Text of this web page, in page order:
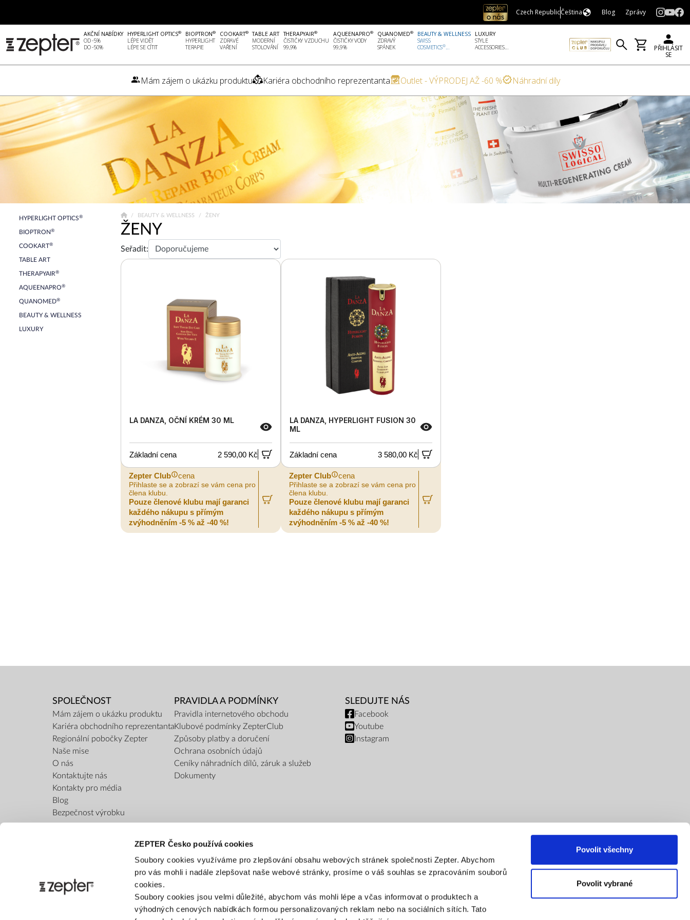
ZEPTER Česko používá cookies
Soubory cookies využíváme pro zlepšování obsahu webových stránek společnosti Zepter. Abychom
pro vás mohli i nadále zlepšovat naše webové stránky, prosíme o váš souhlas se zpracováním souborů
cookies.
Soubory cookies jsou velmi důležité, abychom vás mohli lépe a včas informovat o produktech a
výhodných cenových nabídkách formou personalizovaných reklam nebo na sociálních sítích. Tato
Povolit všechny
Povolit vybrané
Czech RepublicČeština Blog Zprávy
AKČNÍ NABÍDKY
OD -5%
DO -50%
HYPERLIGHT OPTICS®
LÉPE VIDĚT
LÉPE SE CÍTIT
BIOPTRON®
HYPERLIGHT
TERAPIE
COOKART®
ZDRAVÉ
VAŘENÍ
TABLE ART
MODERNÍ
STOLOVÁNÍ
THERAPYAIR®
ČISTIČKY VZDUCHU
99,9%
AQUEENAPRO®
ČISTIČKY VODY
99,9%
QUANOMED®
ZDRAVÝ
SPÁNEK
BEAUTY & WELLNESS
SWISS
COSMETICS®...
LUXURY
STYLE
ACCESSORIES...
PŘIHLÁSIT
SE
Mám zájem o ukázku produktu Kariéra obchodního reprezentanta Outlet - VÝPRODEJ AŽ -60 % Náhradní díly
HYPERLIGHT OPTICS®
BIOPTRON®
COOKART®
TABLE ART
THERAPYAIR®
AQUEENAPRO®
QUANOMED®
BEAUTY & WELLNESS
LUXURY
BEAUTY & WELLNESS ŽENY
ŽENY
Seřadit:
LA DANZA, OČNÍ KRÉM 30 ML
Základní cena 2 590,00 Kč
Zepter Club cena
Přihlaste se a zobrazí se vám cena pro
člena klubu.
Pouze členové klubu mají garanci
každého nákupu s přímým
zvýhodněním -5 % až -40 %!
LA DANZA, HYPERLIGHT FUSION 30
ML
Základní cena 3 580,00 Kč
Zepter Club cena
Přihlaste se a zobrazí se vám cena pro
člena klubu.
Pouze členové klubu mají garanci
každého nákupu s přímým
zvýhodněním -5 % až -40 %!
SPOLEČNOST
Mám zájem o ukázku produktu
Kariéra obchodního reprezentanta
Regionální pobočky Zepter
Naše mise
O nás
Kontaktujte nás
Kontakty pro média
Blog
Bezpečnost výrobku
PRAVIDLA A PODMÍNKY
Pravidla internetového obchodu
Klubové podmínky ZepterClub
Způsoby platby a doručení
Ochrana osobních údajů
Ceníky náhradních dílů, záruk a služeb
Dokumenty
SLEDUJTE NÁS
Facebook
Youtube
Instagram
Platba bankovním převodem Platba na dobírku